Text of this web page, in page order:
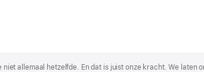
niet allemaal hetzelfde. En dat is juist onze kracht. We